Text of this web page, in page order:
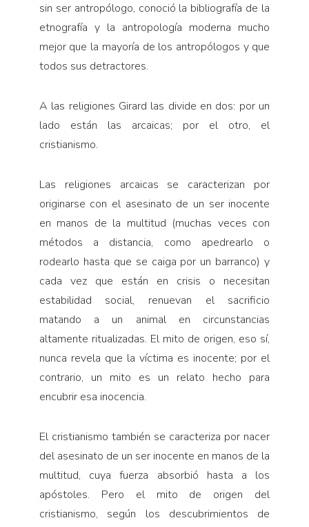
sin ser antropólogo, conoció la bibliografía de la
etnografía y la antropología moderna mucho
mejor que la mayoría de los antropólogos y que
todos sus detractores.
A las religiones Girard las divide en dos: por un
lado están las arcaicas; por el otro, el
cristianismo.
Las religiones arcaicas se caracterizan por
originarse con el asesinato de un ser inocente
en manos de la multitud (muchas veces con
métodos a distancia, como apedrearlo o
rodearlo hasta que se caiga por un barranco) y
cada vez que están en crisis o necesitan
estabilidad social, renuevan el sacrificio
matando a un animal en circunstancias
altamente ritualizadas. El mito de origen, eso sí,
nunca revela que la víctima es inocente; por el
contrario, un mito es un relato hecho para
encubrir esa inocencia.
El cristianismo también se caracteriza por nacer
del asesinato de un ser inocente en manos de la
multitud, cuya fuerza absorbió hasta a los
apóstoles. Pero el mito de origen del
cristianismo, según los descubrimientos de